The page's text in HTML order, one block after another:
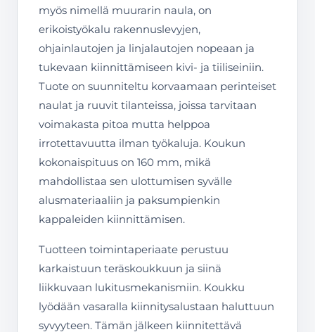
myös nimellä muurarin naula, on
erikoistyökalu rakennuslevyjen,
ohjainlautojen ja linjalautojen nopeaan ja
tukevaan kiinnittämiseen kivi- ja tiiliseiniin.
Tuote on suunniteltu korvaamaan perinteiset
naulat ja ruuvit tilanteissa, joissa tarvitaan
voimakasta pitoa mutta helppoa
irrotettavuutta ilman työkaluja. Koukun
kokonaispituus on 160 mm, mikä
mahdollistaa sen ulottumisen syvälle
alusmateriaaliin ja paksumpienkin
kappaleiden kiinnittämisen.
Tuotteen toimintaperiaate perustuu
karkaistuun teräskoukkuun ja siinä
liikkuvaan lukitusmekanismiin. Koukku
lyödään vasaralla kiinnitysalustaan haluttuun
syvyyteen. Tämän jälkeen kiinnitettävä